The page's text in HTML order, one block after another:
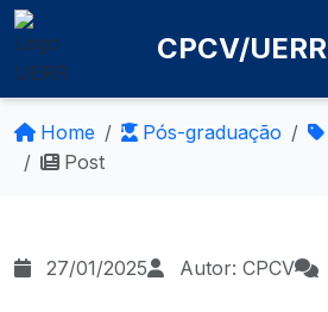
CPCV/UERR
Home Pós-graduação
Post
27/01/2025 Autor: CPCV